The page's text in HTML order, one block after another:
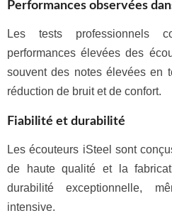
Performances observées
Les tests professionnels
performances élevées des
souvent des notes élevées en
réduction de bruit et de confort.
Fiabilité et durabilité
Les écouteurs iSteel sont
de haute qualité et la
durabilité exceptionnelle,
intensive.